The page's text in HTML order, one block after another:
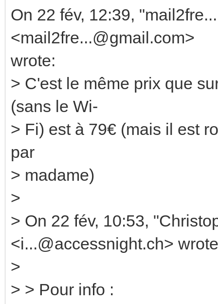
On 22 fév, 12:39,
<mail2fre...@gmail.com>
wrote:
> C'est le même prix que
(sans le Wi-
> Fi) est à 79€ (mais il est
par
> madame)
>
> On 22 fév, 10:53,
<i...@accessnight.ch>
>
> > Pour info :